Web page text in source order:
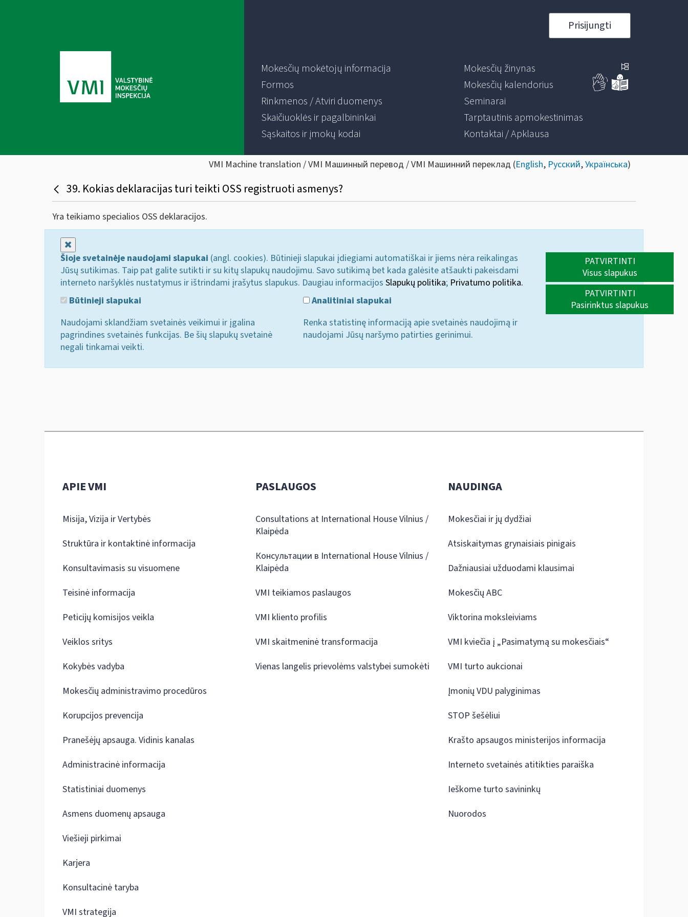
Prisijungti
Mokesčių mokėtojų informacija
Formos
Rinkmenos / Atviri duomenys
Skaičiuoklės ir pagalbininkai
Sąskaitos ir įmokų kodai
Mokesčių žinynas
Mokesčių kalendorius
Seminarai
Tarptautinis apmokestinimas
Kontaktai / Apklausa
VMI Machine translation / VMI Машинный перевод / VMI Машинний переклад (English, Русский,Українська)
39. Kokias deklaracijas turi teikti OSS registruoti asmenys?
Yra teikiamo specialios OSS deklaracijos.
Šioje svetainėje naudojami slapukai (angl. cookies). Būtinieji slapukai įdiegiami automatiškai ir jiems nėra reikalingas
Jūsų sutikimas. Taip pat galite sutikti ir su kitų slapukų naudojimu. Savo sutikimą bet kada galėsite atšaukti pakeisdami
interneto naršyklės nustatymus ir ištrindami įrašytus slapukus. Daugiau informacijos Slapukų politika; Privatumo politika.
Būtinieji slapukai
Naudojami sklandžiam svetainės veikimui ir įgalina
pagrindines svetainės funkcijas. Be šių slapukų svetainė
negali tinkamai veikti.
Analitiniai slapukai
Renka statistinę informaciją apie svetainės naudojimą ir
naudojami Jūsų naršymo patirties gerinimui.
PATVIRTINTI
Visus slapukus
PATVIRTINTI
Pasirinktus slapukus
APIE VMI
Misija, Vizija ir Vertybės
Struktūra ir kontaktinė informacija
Konsultavimasis su visuomene
Teisinė informacija
Peticijų komisijos veikla
Veiklos sritys
Kokybės vadyba
Mokesčių administravimo procedūros
Korupcijos prevencija
Pranešėjų apsauga. Vidinis kanalas
Administracinė informacija
Statistiniai duomenys
Asmens duomenų apsauga
Viešieji pirkimai
Karjera
Konsultacinė taryba
VMI strategija
PASLAUGOS
Consultations at International House Vilnius /
Klaipėda
Консультации в International House Vilnius /
Klaipėda
VMI teikiamos paslaugos
VMI kliento profilis
VMI skaitmeninė transformacija
Vienas langelis prievolėms valstybei sumokėti
NAUDINGA
Mokesčiai ir jų dydžiai
Atsiskaitymas grynaisiais pinigais
Dažniausiai užduodami klausimai
Mokesčių ABC
Viktorina moksleiviams
VMI kviečia į „Pasimatymą su mokesčiais“
VMI turto aukcionai
Įmonių VDU palyginimas
STOP šešėliui
Krašto apsaugos ministerijos informacija
Interneto svetainės atitikties paraiška
Ieškome turto savininkų
Nuorodos